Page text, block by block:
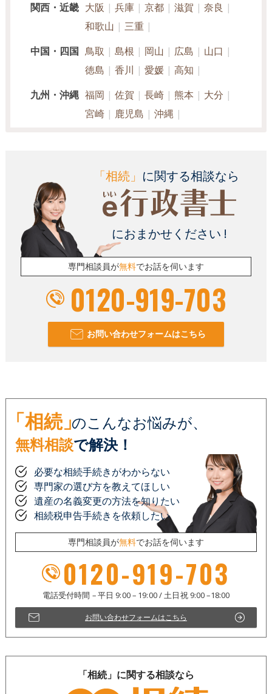
関西・近畿 大阪 兵庫 京都 滋賀
奈良
和歌山
三重
中国・四国 鳥取 島根 岡山 広島
山口
徳島
香川 愛媛
高知
九州・沖縄 福岡 佐賀 長崎 熊本
大分
宮崎
鹿児島 沖縄
「相続」 に関する相談なら
におまかせください !
専門相談員が無料でお話を伺います
0120-919-703
お問い合わせフォームはこちら
「相続」のこんなお悩みが、
無料相談で解決！
必要な相続手続きがわからない
専門家の選び方を教えてほしい
遺産の名義変更の方法を知りたい
相続税申告手続きを依頼したい
専門相談員が無料でお話を伺います
0120-919-703
お問い合わせフォームはこちら
「相続」に関する相談なら